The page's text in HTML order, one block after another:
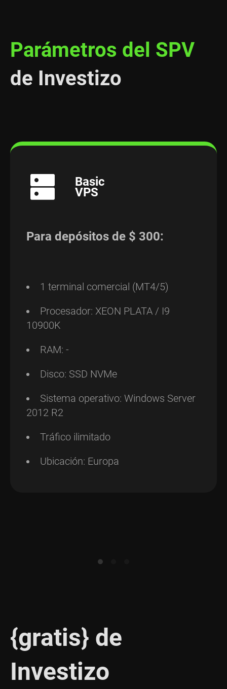
Parámetros del SPV
de Investizo
Basic
VPS
Para depósitos de $ 300:
1 terminal comercial (MT4/5)
Procesador: XEON PLATA / I9
10900K
RAM: -
Disco: SSD NVMe
Sistema operativo: Windows Server
2012 R2
Tráfico ilimitado
Ubicación: Europa
{gratis} de
Investizo